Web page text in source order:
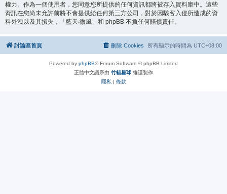
權力。作為一個使用者，您同意您所提供的任何資訊都將被存入資料庫中。這些
資訊在您尚未允許前將不會提供給任何第三方公司，對於因駭客入侵所造成的資
料外洩以及其損失，「藍天‧微風」和 phpBB 不負任何賠償責任。
討論區首頁 所有顯示的時間為 UTC+08:00
刪除 Cookies
Powered by phpBB® Forum Software © phpBB Limited
正體中文語系由 竹貓星球 維護製作
隱私 | 條款